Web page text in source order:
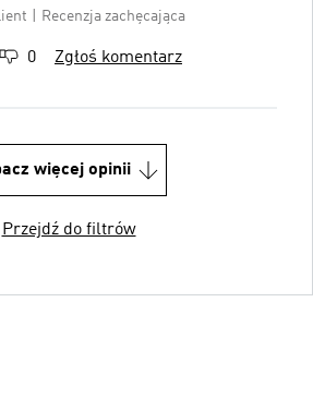
Recenzja zachęcająca
0 Zgłoś komentarz
więcej opinii
Przejdź do filtrów